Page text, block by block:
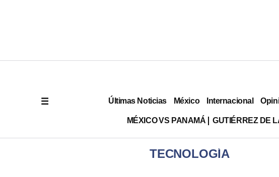
Últimas Noticias México Internacional
MÉXICO VS PANAMÁ GUTIÉRREZ DE
TECNOLOGÍA